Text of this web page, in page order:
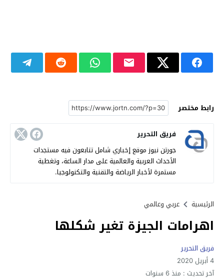
رابط مختصر
فريق التحرير
جورتن نيوز موقع إخباري شامل تتابعون فيه مستجدات
الأحداث العربية والعالمية على مدار الساعة، وتغطية
مستمرة لأخبار الرياضة والتقنية والتكنولوجيا.
الرئيسية عربي وعالمي
اهرامات الجيزة تغير شكلها
فريق التحرير
4 أبريل 2020
آخر تحديث : منذ 6 سنوات